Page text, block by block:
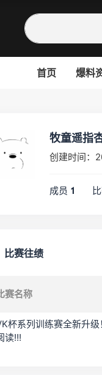
首页 爆料
牧童遥指
创建时间：
成员 1
比赛往绩
赛名称
杯系列训练赛全新升
读!!!